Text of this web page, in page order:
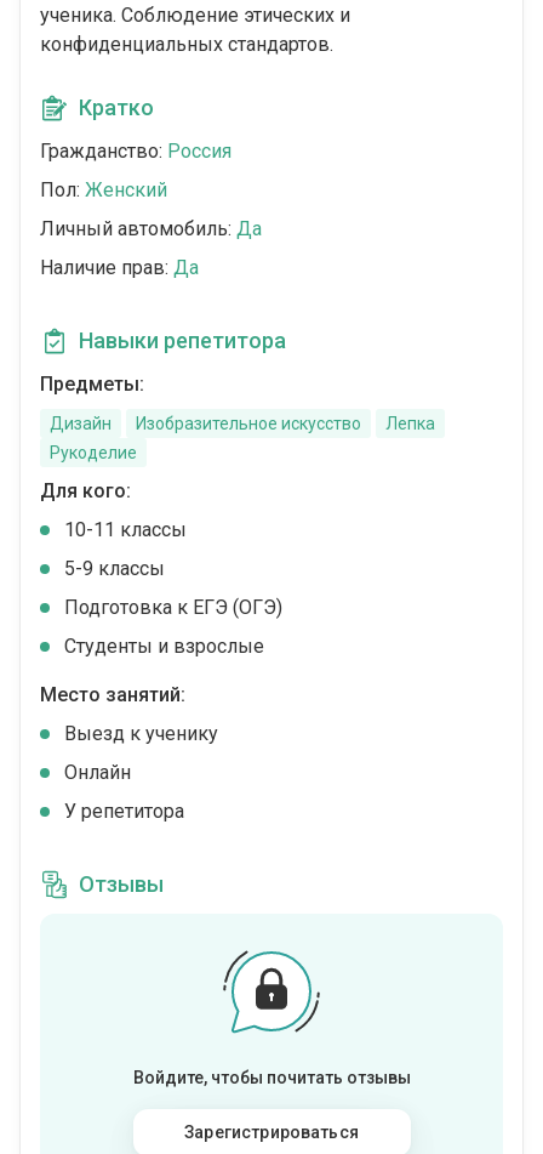
ученика. Соблюдение этических и
конфиденциальных стандартов.
Кратко
Гражданство: Россия
Пол: Женский
Личный автомобиль: Да
Наличие прав: Да
Навыки репетитора
Предметы:
Дизайн Изобразительное искусство
Лепка
Рукоделие
Для кого:
10-11 классы
5-9 классы
Подготовка к ЕГЭ (ОГЭ)
Студенты и взрослые
Место занятий:
Выезд к ученику
Онлайн
У репетитора
Отзывы
Войдите, чтобы почитать отзывы
Зарегистрироваться